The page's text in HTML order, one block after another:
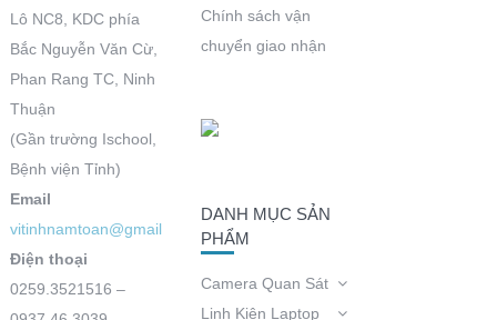
Lô NC8, KDC phía
Bắc Nguyễn Văn Cừ,
Phan Rang TC, Ninh
Thuận
(Gần trường Ischool,
Bệnh viện Tỉnh)
Email
vitinhnamtoan@gmail.com
Điện thoại
0259.3521516 –
Chính sách vận
chuyển giao nhận
DANH MỤC SẢN
PHẨM
Camera Quan Sát
Linh Kiện Laptop